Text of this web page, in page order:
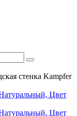
стенка Kampfer